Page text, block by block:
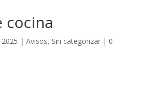
cocina
2025 | Avisos, Sin categorizar| 0